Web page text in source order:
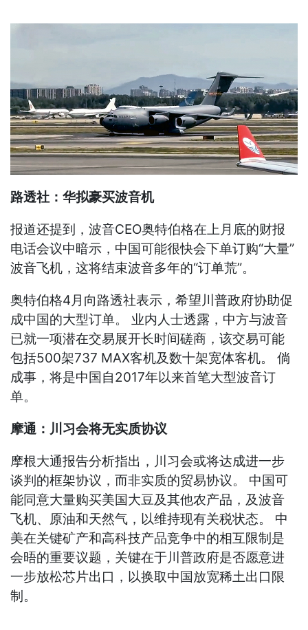
路透社：华拟豪买波音机
报道还提到，波音CEO奥特伯格在上月底的财报
电话会议中暗示，中国可能很快会下单订购“大量”
波音飞机，这将结束波音多年的“订单荒”。
奥特伯格4月向路透社表示，希望川普政府协助促
成中国的大型订单。 业内人士透露，中方与波音
已就一项潜在交易展开长时间磋商，该交易可能
包括500架737 MAX客机及数十架宽体客机。 倘
成事，将是中国自2017年以来首笔大型波音订
单。
摩通：川习会将无实质协议
摩根大通报告分析指出，川习会或将达成进一步
谈判的框架协议，而非实质的贸易协议。 中国可
能同意大量购买美国大豆及其他农产品，及波音
飞机、原油和天然气，以维持现有关税状态。 中
美在关键矿产和高科技产品竞争中的相互限制是
会晤的重要议题，关键在于川普政府是否愿意进
一步放松芯片出口，以换取中国放宽稀土出口限
制。